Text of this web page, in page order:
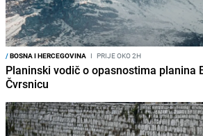
/BOSNA I HERCEGOVINA I PRIJE OKO 2H
Planinski vodič o opasnostima planina
Čvrsnicu